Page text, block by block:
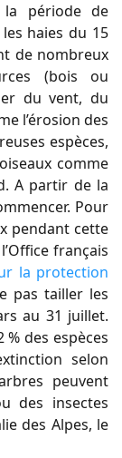
la période de
haies du 15
de nombreux
(bois ou
du vent, du
l’érosion des
espèces,
comme
A partir de la
Pour
pendant cette
français
la protection
pas tailler les
au 31 juillet.
% des espèces
selon
peuvent
des insectes
des Alpes, le